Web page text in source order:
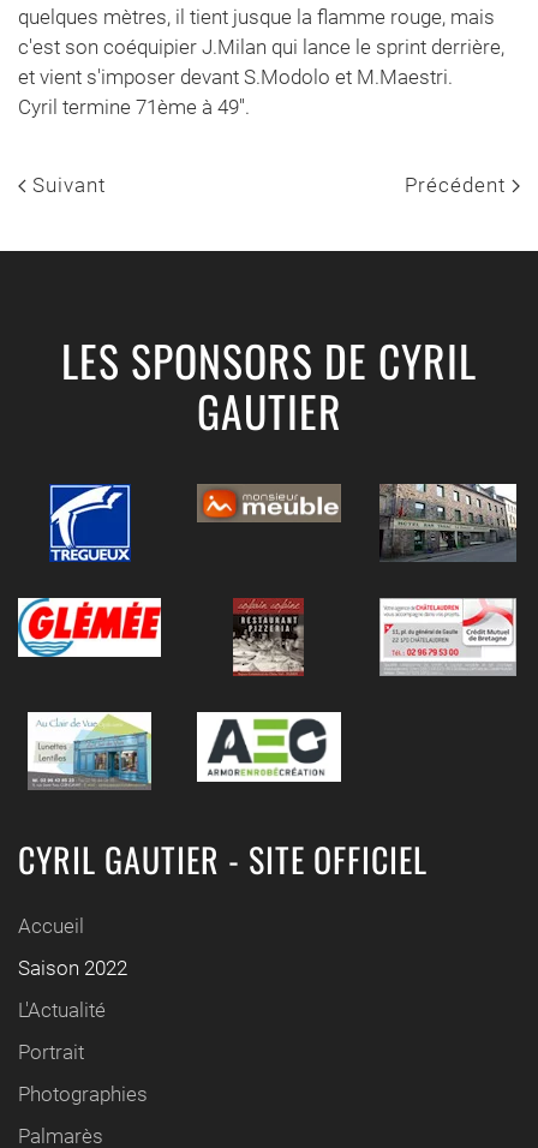
quelques mètres, il tient jusque la flamme rouge, mais
c'est son coéquipier J.Milan qui lance le sprint derrière,
et vient s'imposer devant S.Modolo et M.Maestri.
Cyril termine 71ème à 49''.
Suivant Précédent
LES SPONSORS DE CYRIL
GAUTIER
CYRIL GAUTIER - SITE OFFICIEL
Accueil
Saison 2022
L'Actualité
Portrait
Photographies
Palmarès